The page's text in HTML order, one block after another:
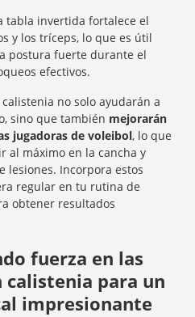
tabla invertida fortalece el
y los tríceps, lo que es útil
postura fuerte durante el
efectivos.
no solo ayudarán a
sino que también mejorarán
jugadoras de voleibol, lo que
al máximo en la cancha y
lesiones. Incorpora estos
regular en tu rutina de
obtener resultados
fuerza en las
calistenia para un
impresionante